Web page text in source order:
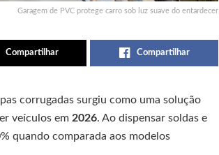
Garagem de PVC protege carro sob luz suave do entardecer
Compartilhar Compartilhar
corrugadas surgiu como uma solução
veículos em 2026. Ao dispensar soldas e
quando comparada aos modelos